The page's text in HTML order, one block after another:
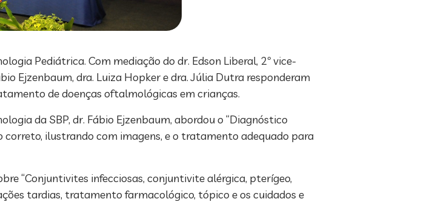
Pediátrica. Com mediação do dr. Edson Liberal, 2º vice-
Ejzenbaum, dra. Luiza Hopker e dra. Júlia Dutra responderam
de doenças oftalmológicas em crianças.
da SBP, dr. Fábio Ejzenbaum, abordou o “Diagnóstico
ilustrando com imagens, e o tratamento adequado para
“Conjuntivites infecciosas, conjuntivite alérgica, pterígeo,
tardias, tratamento farmacológico, tópico e os cuidados e